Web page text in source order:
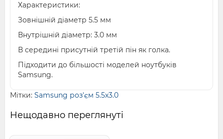
Характеристики:
Зовнішній діаметр 5.5 мм
Внутрішній діаметр: 3.0 мм
В середині присутній третій пін як голка.
Підходити до більшості моделей ноутбуків
Samsung.
Мітки: Samsung роз'єм 5.5x3.0
Нещодавно переглянуті